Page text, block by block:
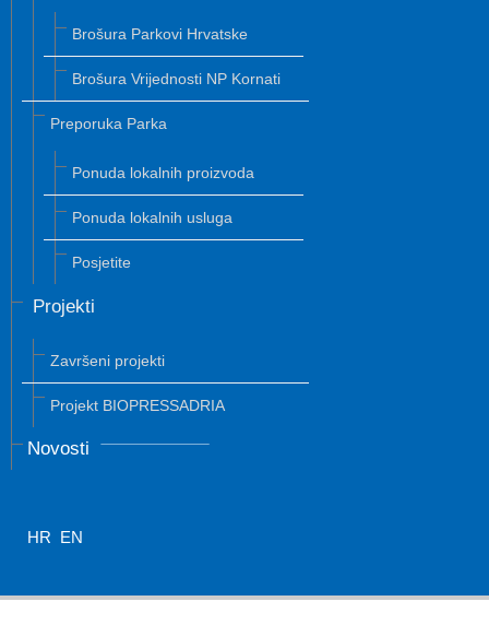
Brošura Parkovi Hrvatske
Brošura Vrijednosti NP Kornati
Preporuka Parka
Ponuda lokalnih proizvoda
Ponuda lokalnih usluga
Posjetite
Projekti
Završeni projekti
Projekt BIOPRESSADRIA
Novosti
HR EN